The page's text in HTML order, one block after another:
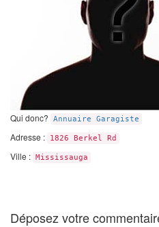
Qui donc? Annuaire Garagiste
Adresse : 1826 Berkel Rd
Ville : Mississauga
Déposez votre